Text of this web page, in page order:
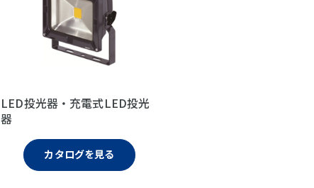
LED投光器・充電式LED投光
器
カタログを見る